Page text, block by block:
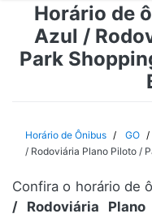
Sobre
Minas Gerais
Rio de Janeiro
Espírito Santo
Horário de
Azul /
Park
Horário de Ônibus GO
/ Rodoviária Plano Piloto /
Confira o horário de
/ Rodoviária